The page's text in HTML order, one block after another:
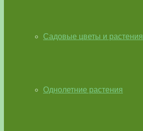
Садовые цветы и растения
Однолетние растения